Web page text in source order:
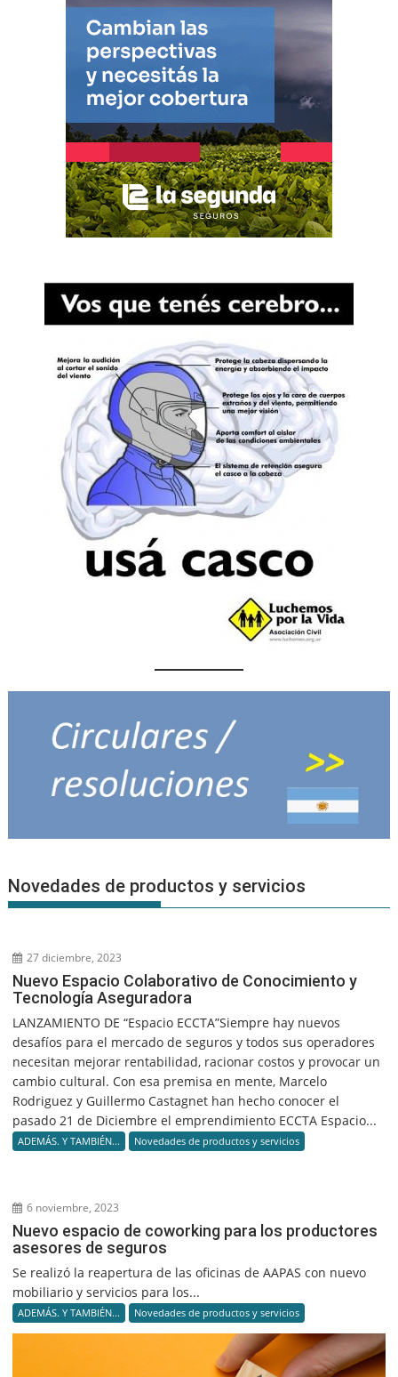
Novedades de productos y servicios
27 diciembre, 2023
Nuevo Espacio Colaborativo de Conocimiento y
Tecnología Aseguradora
LANZAMIENTO DE “Espacio ECCTA”Siempre hay nuevos
desafíos para el mercado de seguros y todos sus operadores
necesitan mejorar rentabilidad, racionar costos y provocar un
cambio cultural. Con esa premisa en mente, Marcelo
Rodriguez y Guillermo Castagnet han hecho conocer el
pasado 21 de Diciembre el emprendimiento ECCTA Espacio...
ADEMÁS. Y TAMBIÉN... Novedades de productos y servicios
6 noviembre, 2023
Nuevo espacio de coworking para los productores
asesores de seguros
Se realizó la reapertura de las oficinas de AAPAS con nuevo
mobiliario y servicios para los...
ADEMÁS. Y TAMBIÉN... Novedades de productos y servicios